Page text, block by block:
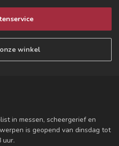
winkel
in messen, scheergerief en
is geopend van dinsdag tot
uur.